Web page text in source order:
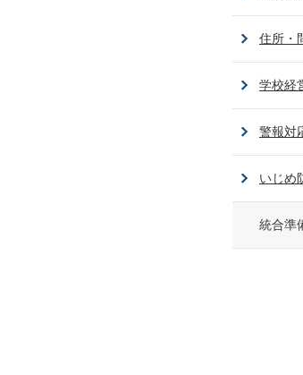
住所・
学校経
警報対
いじめ
統合準